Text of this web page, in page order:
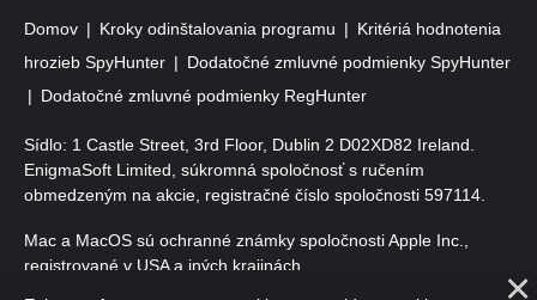
Domov Kroky odinštalovania programu
Kritériá hodnotenia
hrozieb SpyHunter
Dodatočné zmluvné podmienky SpyHunter
Dodatočné zmluvné podmienky RegHunter
Sídlo: 1 Castle Street, 3rd Floor, Dublin 2 D02XD82 Ireland.
EnigmaSoft Limited, súkromná spoločnosť s ručením
obmedzeným na akcie, registračné číslo spoločnosti 597114.
Mac a MacOS sú ochranné známky spoločnosti Apple Inc.,
registrované v USA a iných krajinách.